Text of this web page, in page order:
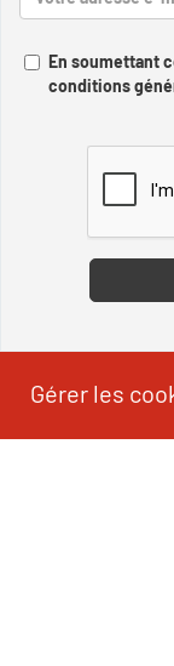
En soumettant
conditions
Gérer les